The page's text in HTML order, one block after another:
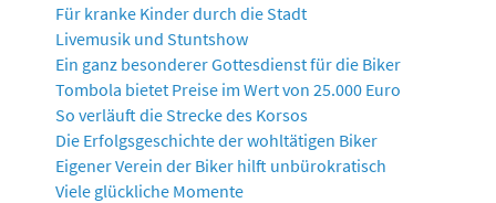
Für kranke Kinder durch die Stadt
Livemusik und Stuntshow
Ein ganz besonderer Gottesdienst für die Biker
Tombola bietet Preise im Wert von 25.000 Euro
So verläuft die Strecke des Korsos
Die Erfolgsgeschichte der wohltätigen Biker
Eigener Verein der Biker hilft unbürokratisch
Viele glückliche Momente